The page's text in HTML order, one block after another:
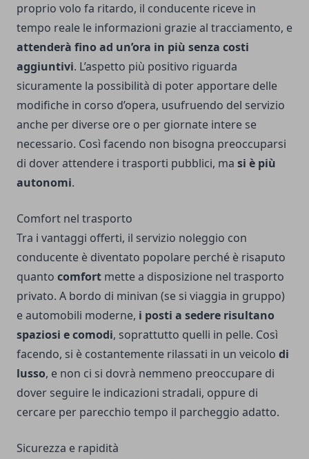
proprio volo fa ritardo, il conducente riceve in
tempo reale le informazioni grazie al tracciamento, e
attenderà fino ad un’ora in più senza costi
aggiuntivi. L’aspetto più positivo riguarda
sicuramente la possibilità di poter apportare delle
modifiche in corso d’opera, usufruendo del servizio
anche per diverse ore o per giornate intere se
necessario. Così facendo non bisogna preoccuparsi
di dover attendere i trasporti pubblici, ma si è più
autonomi.
Comfort nel trasporto
Tra i vantaggi offerti, il servizio noleggio con
conducente è diventato popolare perché è risaputo
quanto comfort mette a disposizione nel trasporto
privato. A bordo di minivan (se si viaggia in gruppo)
e automobili moderne, i posti a sedere risultano
spaziosi e comodi, soprattutto quelli in pelle. Così
facendo, si è costantemente rilassati in un veicolo di
lusso, e non ci si dovrà nemmeno preoccupare di
dover seguire le indicazioni stradali, oppure di
cercare per parecchio tempo il parcheggio adatto.
Sicurezza e rapidità